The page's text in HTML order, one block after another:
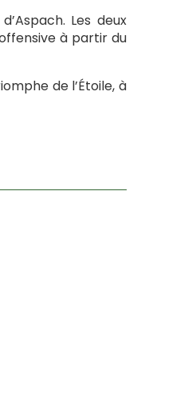
Les deux
à partir du
de l’Étoile, à